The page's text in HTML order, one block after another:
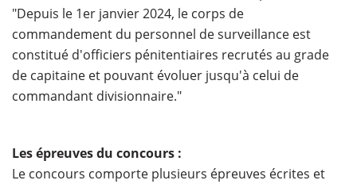
"Depuis le 1er janvier 2024, le corps de
commandement du personnel de surveillance est
constitué d'officiers pénitentiaires recrutés au grade
de capitaine et pouvant évoluer jusqu'à celui de
commandant divisionnaire."
Les épreuves du concours :
Le concours comporte plusieurs épreuves écrites et